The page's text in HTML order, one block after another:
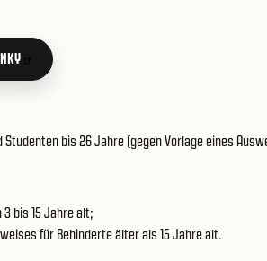
Studenten bis 26 Jahre (gegen Vorlage eines
bis 15 Jahre alt;
für Behinderte älter als 15 Jahre alt.